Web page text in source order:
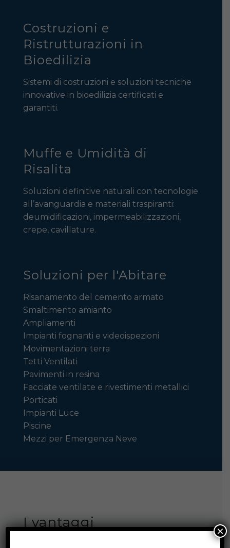
Costruzioni e
Ristrutturazioni in
Bioedilizia
Sistemi di costruzioni e soluzioni tecniche
innovative in bioedilizia certificati e
garantiti.
Muffe e Umidità di
Risalita
Soluzioni definitive naturali con tecnologie
all’avanguardia e materiali traspiranti:
deumidificazioni, impermeabilizzazioni,
crepe, cavillature.
Soluzioni per l'Abitare
Risanamento del cemento armato
Smaltimento amianto
Ampliamenti
Impianti fognanti e videoispezioni
Movimentazioni terra
Tetti Ventilati
Pavimenti in resina
Facciate ventilate e rivestimenti metallici
Porticati
Impianti Luce
Piscine
Mezzi per Emergenza Neve
I vantaggi
×